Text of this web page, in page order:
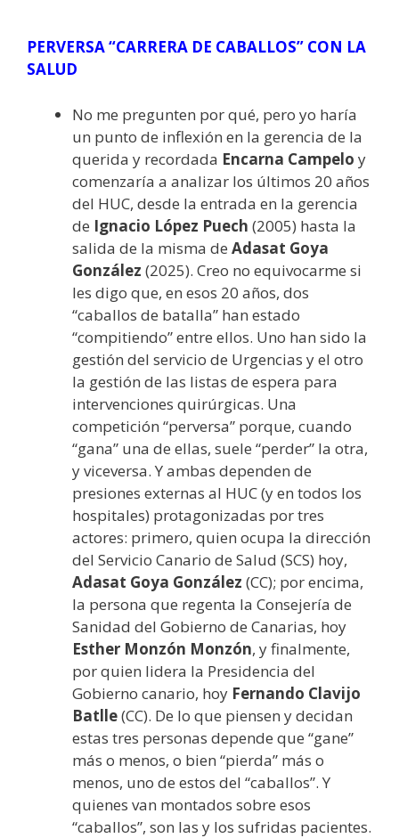
PERVERSA “CARRERA DE CABALLOS” CON LA
SALUD
No me pregunten por qué, pero yo haría
un punto de inflexión en la gerencia de la
querida y recordada Encarna Campelo y
comenzaría a analizar los últimos 20 años
del HUC, desde la entrada en la gerencia
de Ignacio López Puech (2005) hasta la
salida de la misma de Adasat Goya
González (2025). Creo no equivocarme si
les digo que, en esos 20 años, dos
“caballos de batalla” han estado
“compitiendo” entre ellos. Uno han sido la
gestión del servicio de Urgencias y el otro
la gestión de las listas de espera para
intervenciones quirúrgicas. Una
competición “perversa” porque, cuando
“gana” una de ellas, suele “perder” la otra,
y viceversa. Y ambas dependen de
presiones externas al HUC (y en todos los
hospitales) protagonizadas por tres
actores: primero, quien ocupa la dirección
del Servicio Canario de Salud (SCS) hoy,
Adasat Goya González (CC); por encima,
la persona que regenta la Consejería de
Sanidad del Gobierno de Canarias, hoy
Esther Monzón Monzón, y finalmente,
por quien lidera la Presidencia del
Gobierno canario, hoy Fernando Clavijo
Batlle(CC). De lo que piensen y decidan
estas tres personas depende que “gane”
más o menos, o bien “pierda” más o
menos, uno de estos del “caballos”. Y
quienes van montados sobre esos
“caballos”, son las y los sufridas pacientes.